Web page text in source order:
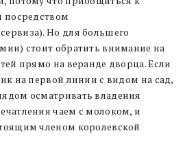
посредством
Но для большего
стоит обратить внимание на
прямо на веранде дворца. Если
на первой линии с видом на сад,
осматривать владения
чаем с молоком, и
членом королевской